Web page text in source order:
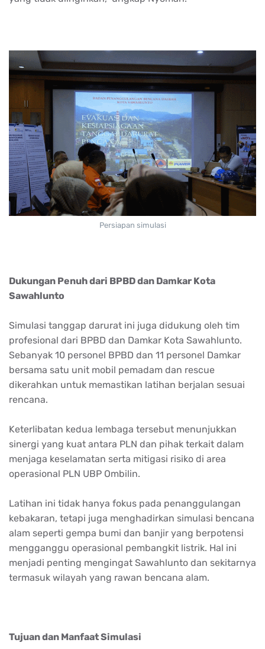
Persiapan simulasi
Dukungan Penuh dari BPBD dan Damkar Kota
Sawahlunto
Simulasi tanggap darurat ini juga didukung oleh tim
profesional dari BPBD dan Damkar Kota Sawahlunto.
Sebanyak 10 personel BPBD dan 11 personel Damkar
bersama satu unit mobil pemadam dan rescue
dikerahkan untuk memastikan latihan berjalan sesuai
rencana.
Keterlibatan kedua lembaga tersebut menunjukkan
sinergi yang kuat antara PLN dan pihak terkait dalam
menjaga keselamatan serta mitigasi risiko di area
operasional PLN UBP Ombilin.
Latihan ini tidak hanya fokus pada penanggulangan
kebakaran, tetapi juga menghadirkan simulasi bencana
alam seperti gempa bumi dan banjir yang berpotensi
mengganggu operasional pembangkit listrik. Hal ini
menjadi penting mengingat Sawahlunto dan sekitarnya
termasuk wilayah yang rawan bencana alam.
Tujuan dan Manfaat Simulasi